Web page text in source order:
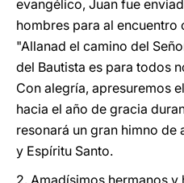
evangélico, Juan fue
hombres para al
"Allanad el camino del
del Bautista es para todos
Con alegría, apresuremos
hacia el año de gracia
resonará un gran himno de
y Espíritu Santo.
2. Amadísimos hermanos